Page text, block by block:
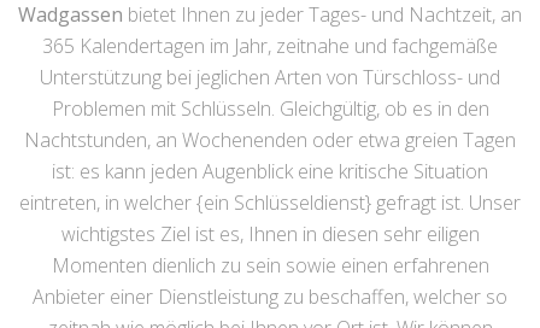
Wadgassen bietet Ihnen zu jeder Tages- und Nachtzeit, an
365 Kalendertagen im Jahr, zeitnahe und fachgemäße
Unterstützung bei jeglichen Arten von Türschloss- und
Problemen mit Schlüsseln. Gleichgültig, ob es in den
Nachtstunden, an Wochenenden oder etwa greien Tagen
ist: es kann jeden Augenblick eine kritische Situation
eintreten, in welcher {ein Schlüsseldienst} gefragt ist. Unser
wichtigstes Ziel ist es, Ihnen in diesen sehr eiligen
Momenten dienlich zu sein sowie einen erfahrenen
Anbieter einer Dienstleistung zu beschaffen, welcher so